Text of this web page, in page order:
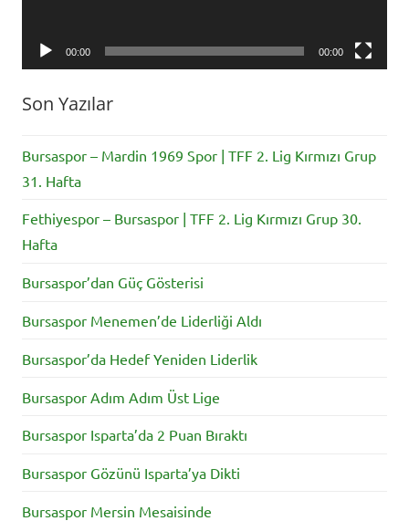
00:00 00:00
Son Yazılar
Bursaspor – Mardin 1969 Spor | TFF 2. Lig Kırmızı Grup
31. Hafta
Fethiyespor – Bursaspor | TFF 2. Lig Kırmızı Grup 30.
Hafta
Bursaspor’dan Güç Gösterisi
Bursaspor Menemen’de Liderliği Aldı
Bursaspor’da Hedef Yeniden Liderlik
Bursaspor Adım Adım Üst Lige
Bursaspor Isparta’da 2 Puan Bıraktı
Bursaspor Gözünü Isparta’ya Dikti
Bursaspor Mersin Mesaisinde